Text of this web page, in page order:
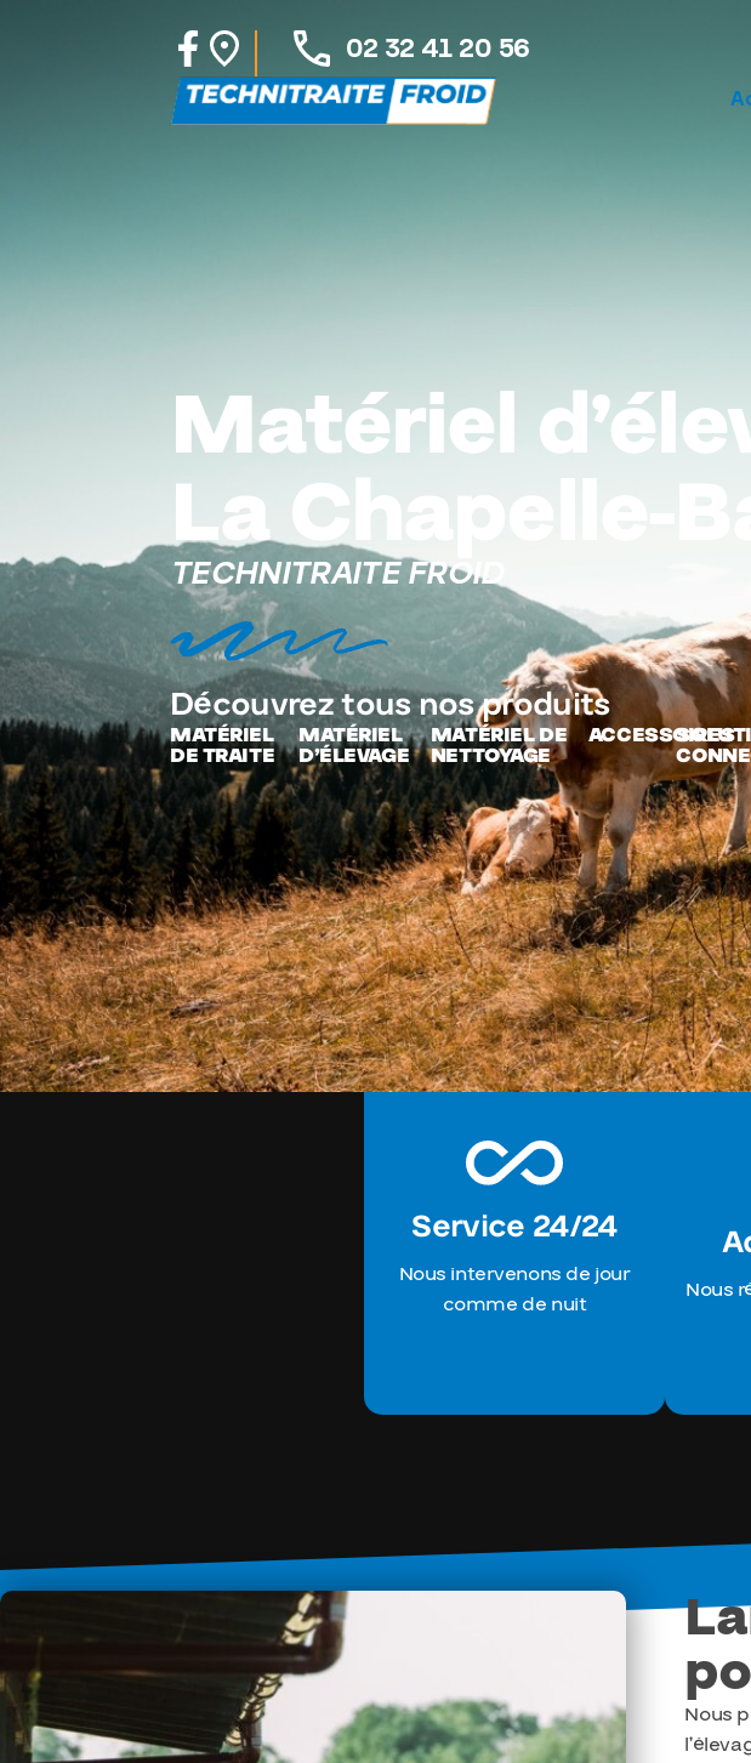
02 32 41 20 56
Matériel
La Chapelle-
TECHNITRAITE FROID
Découvrez tous nos produits
MATÉRIEL
DE TRAITE
MATÉRIEL
D’ÉLEVAGE
MATÉRIEL DE
NETTOYAGE
ACCESSOIRES
Service 24/24
Nous intervenons de jour
comme de nuit
Nous
Nous